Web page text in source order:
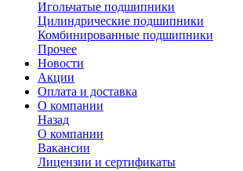
Игольчатые подшипники
Цилиндрические подшипники
Комбинированные подшипники
Прочее
Новости
Акции
Оплата и доставка
О компании
Назад
О компании
Вакансии
Лицензии и сертификаты